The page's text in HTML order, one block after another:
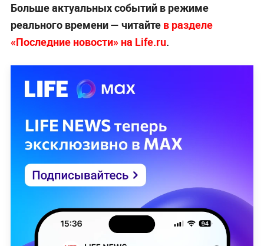
Больше актуальных событий в режиме
реального времени — читайте в разделе
«Последние новости» на Life.ru.